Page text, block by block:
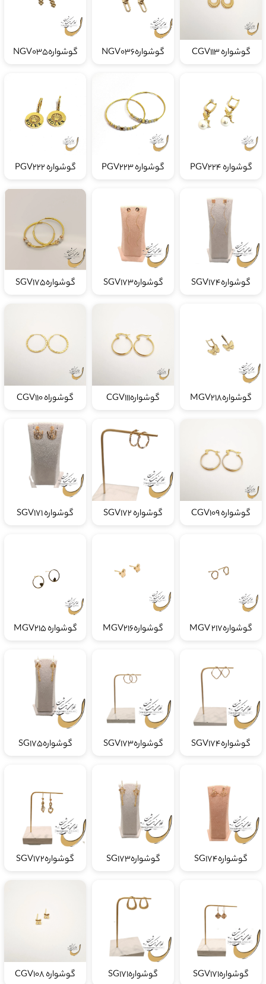
گوشواره CGV113 گوشوارهNGV036 گوشوارهNGV035
گوشواره PGV224 گوشواره PGV223 گوشواره PGV222
گوشوارهSGV174 گوشوارهSGV173 گوشوارهSGV175
گوشوارهMGV218 گوشوارهCGV111 گوشوراه CGV110
گوشواره CGV109 گوشواره SGV172 گوشواره SGV171
گوشوارهMGV 217 گوشوارهMGV216 گوشواره MGV215
گوشوارهSGV174 گوشوارهSGV173 گوشوارهSG175
گوشوارهSG174 گوشوارهSG173 گوشوارهSGV172
گوشوارهSGV171 گوشوارهSG171 گوشواره CGV108